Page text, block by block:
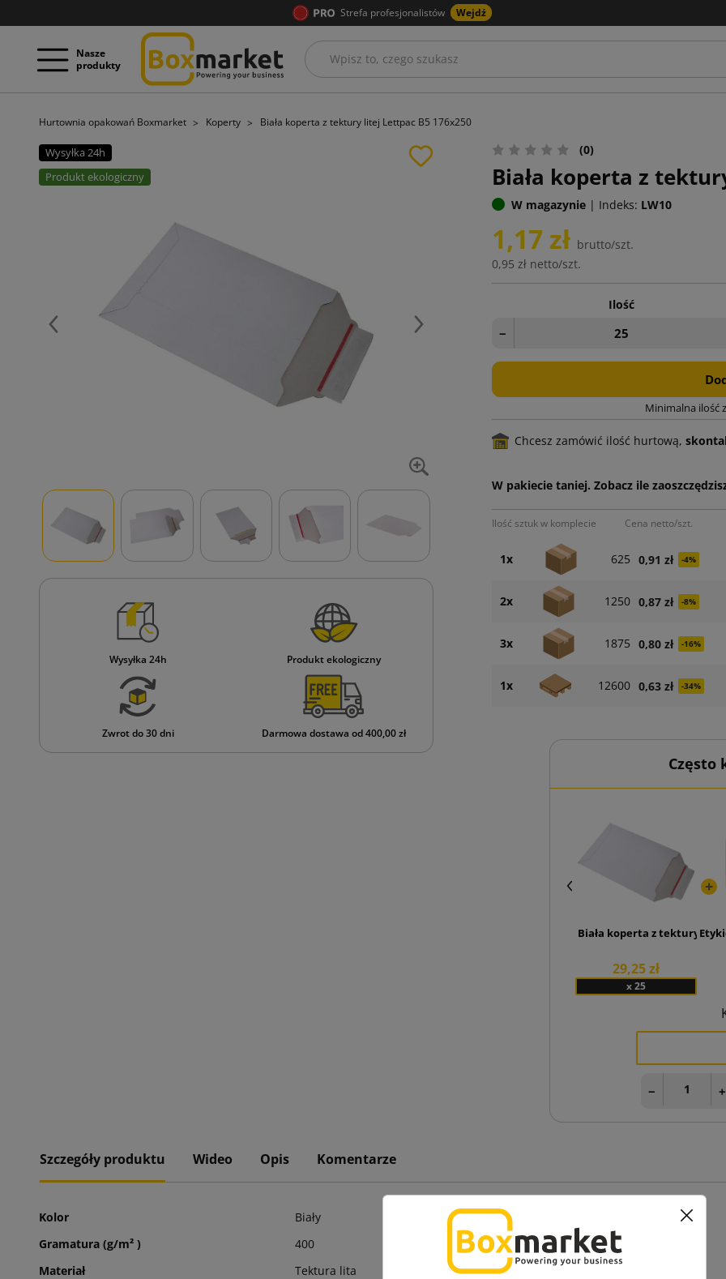
Strefa profesjonalistów Wejdź
Nasze
produkty
Hurtownia opakowań Boxmarket Koperty Biała koperta z tektury litej Lettpac B5 176x250
Wysyłka 24h
Produkt ekologiczny
Poprzedni Następny
Wysyłka 24h Produkt ekologiczny
Zwrot do 30 dni Darmowa dostawa od 400,00 zł
(0)
Biała koperta z
W magazynie| Indeks: LW10
1,17 zł brutto/szt.
0,95 zł netto/szt.
Ilość
−
Minimalna ilość
Chcesz zamówić ilość hurtową,
W pakiecie taniej. Zobacz ile
Ilość sztuk w komplecie Cena netto/szt.
1x 625 0,91 zł -4%
2x 1250 0,87 zł -8%
3x 1875 0,80 zł -16%
1x 12600 0,63 zł -34%
Często
Biała koperta z tektury litej
29,25 zł
x 25
− +
Szczegóły produktu Wideo Opis Komentarze
Kolor
Biały
Gramatura (g/m² )
400
Materiał
Tektura lita